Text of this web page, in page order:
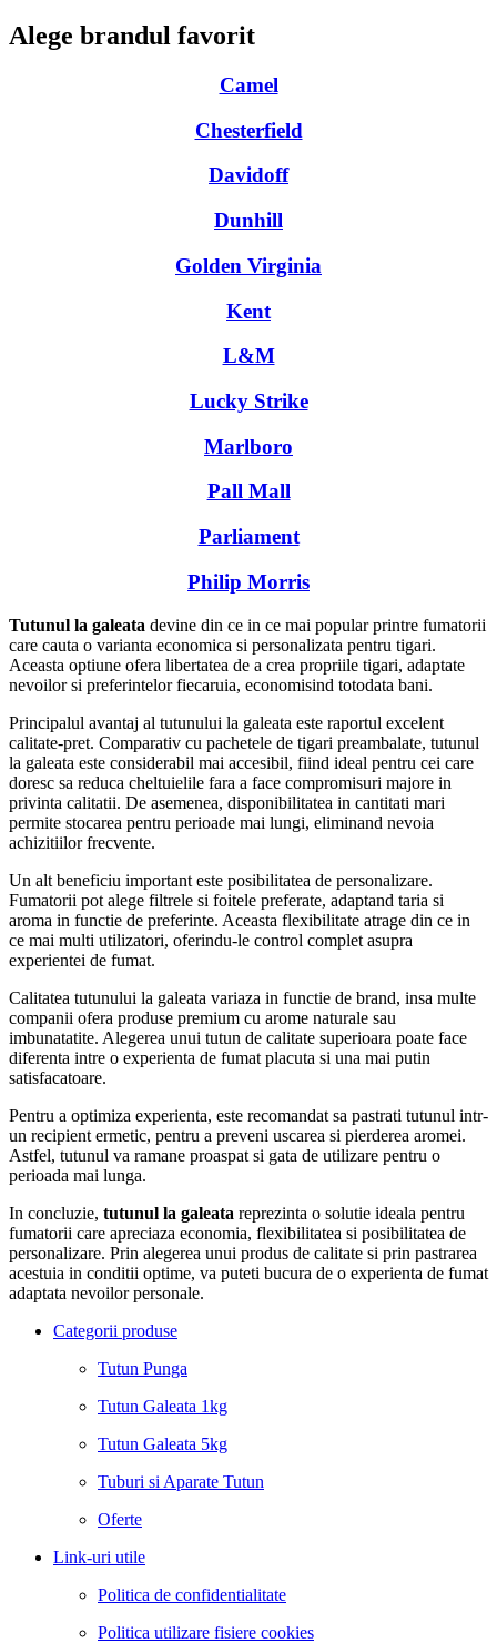
Alege brandul favorit
Camel
Chesterfield
Davidoff
Dunhill
Golden Virginia
Kent
L&M
Lucky Strike
Marlboro
Pall Mall
Parliament
Philip Morris
Tutunul la galeata devine din ce in ce mai popular printre fumatorii
care cauta o varianta economica si personalizata pentru tigari.
Aceasta optiune ofera libertatea de a crea propriile tigari, adaptate
nevoilor si preferintelor fiecaruia, economisind totodata bani.
Principalul avantaj al tutunului la galeata este raportul excelent
calitate-pret. Comparativ cu pachetele de tigari preambalate, tutunul
la galeata este considerabil mai accesibil, fiind ideal pentru cei care
doresc sa reduca cheltuielile fara a face compromisuri majore in
privinta calitatii. De asemenea, disponibilitatea in cantitati mari
permite stocarea pentru perioade mai lungi, eliminand nevoia
achizitiilor frecvente.
Un alt beneficiu important este posibilitatea de personalizare.
Fumatorii pot alege filtrele si foitele preferate, adaptand taria si
aroma in functie de preferinte. Aceasta flexibilitate atrage din ce in
ce mai multi utilizatori, oferindu-le control complet asupra
experientei de fumat.
Calitatea tutunului la galeata variaza in functie de brand, insa multe
companii ofera produse premium cu arome naturale sau
imbunatatite. Alegerea unui tutun de calitate superioara poate face
diferenta intre o experienta de fumat placuta si una mai putin
satisfacatoare.
Pentru a optimiza experienta, este recomandat sa pastrati tutunul intr-
un recipient ermetic, pentru a preveni uscarea si pierderea aromei.
Astfel, tutunul va ramane proaspat si gata de utilizare pentru o
perioada mai lunga.
In concluzie, tutunul la galeata reprezinta o solutie ideala pentru
fumatorii care apreciaza economia, flexibilitatea si posibilitatea de
personalizare. Prin alegerea unui produs de calitate si prin pastrarea
acestuia in conditii optime, va puteti bucura de o experienta de fumat
adaptata nevoilor personale.
Categorii produse
Tutun Punga
Tutun Galeata 1kg
Tutun Galeata 5kg
Tuburi si Aparate Tutun
Oferte
Link-uri utile
Politica de confidentialitate
Politica utilizare fisiere cookies